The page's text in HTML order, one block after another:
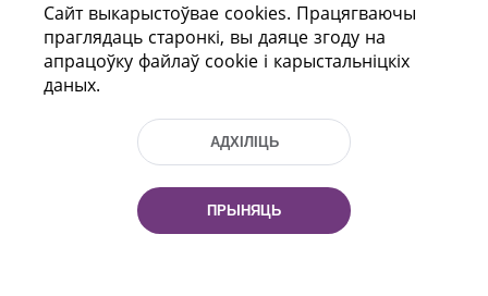
г. Мiнск, Рэспубліка Беларусь, 220114
Тэл.: (+375 17) 368 37 37, Факс: (+375 17)
Сайт выкарыстоўвае cookies. Працягваючы
праглядаць старонкі, вы даяце згоду на
апрацоўку файлаў cookie і карыстальніцкіх
даных.
АДХІЛІЦЬ
ПРЫНЯЦЬ